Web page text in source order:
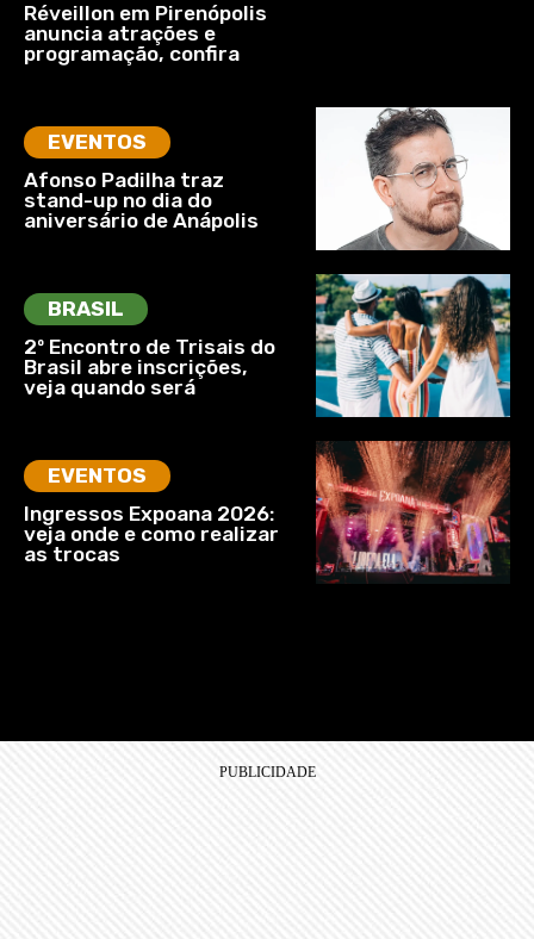
Réveillon em Pirenópolis
anuncia atrações e
programação, confira
EVENTOS
Afonso Padilha traz
stand-up no dia do
aniversário de Anápolis
BRASIL
2º Encontro de Trisais do
Brasil abre inscrições,
veja quando será
EVENTOS
Ingressos Expoana 2026:
veja onde e como realizar
as trocas